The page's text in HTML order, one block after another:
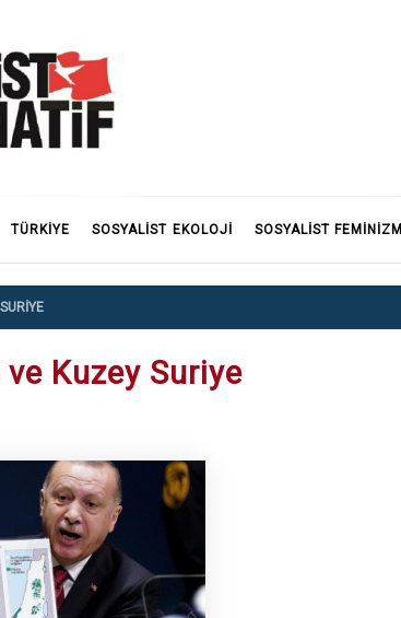
TÜRKİYE SOSYALIST EKOLOJI SOSYALIST FEMINIZM
ve Kuzey Suriye